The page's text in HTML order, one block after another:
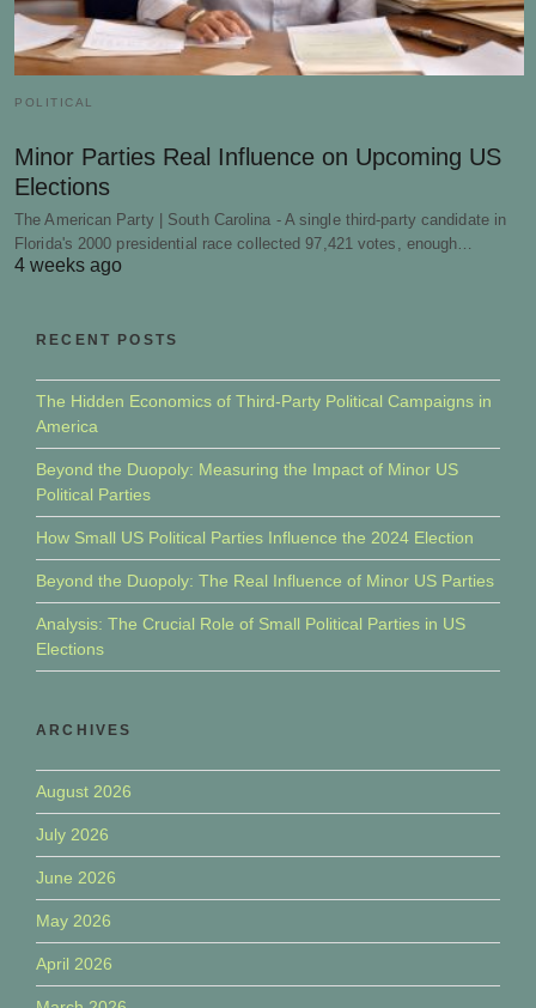
POLITICAL
Minor Parties Real Influence on Upcoming US
Elections
The American Party | South Carolina - A single third-party candidate in
Florida's 2000 presidential race collected 97,421 votes, enough…
4 weeks ago
RECENT POSTS
The Hidden Economics of Third-Party Political Campaigns in
America
Beyond the Duopoly: Measuring the Impact of Minor US
Political Parties
How Small US Political Parties Influence the 2024 Election
Beyond the Duopoly: The Real Influence of Minor US Parties
Analysis: The Crucial Role of Small Political Parties in US
Elections
ARCHIVES
August 2026
July 2026
June 2026
May 2026
April 2026